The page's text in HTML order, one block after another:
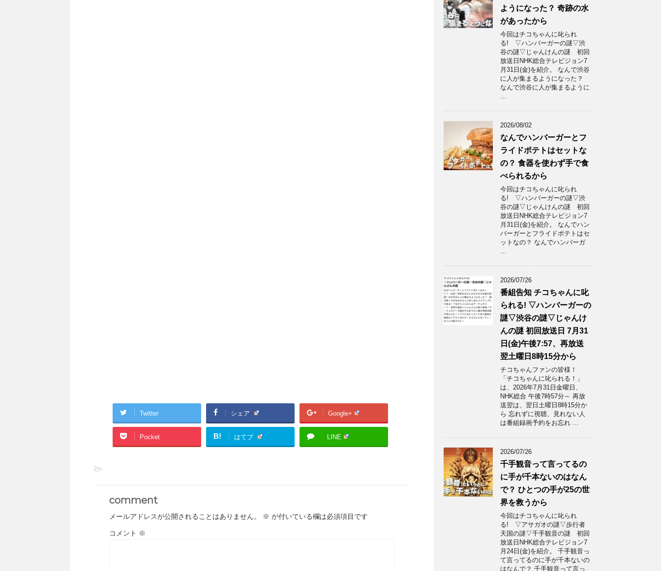
Twitter シェア Google+
Pocket B! はてブ LINE
-
comment
メールアドレスが公開されることはありません。 ※ が付いている欄は必須項目です
コメント ※
ようになった？ 奇跡の水
があったから
今回はチコちゃんに叱られ
る! ▽ハンバーガーの謎▽渋
谷の謎▽じゃんけんの謎 初回
放送日NHK総合テレビジョン7
月31日(金)を紹介。 なんで渋谷
に人が集まるようになった？
なんで渋谷に人が集まるように
…
2026/08/02
なんでハンバーガーとフ
ライドポテトはセットな
の？ 食器を使わず手で食
べられるから
今回はチコちゃんに叱られ
る! ▽ハンバーガーの謎▽渋
谷の謎▽じゃんけんの謎 初回
放送日NHK総合テレビジョン7
月31日(金)を紹介。 なんでハン
バーガーとフライドポテトはセ
ットなの？ なんでハンバーガ
…
2026/07/26
番組告知 チコちゃんに叱
られる! ▽ハンバーガーの
謎▽渋谷の謎▽じゃんけ
んの謎 初回放送日 7月31
日(金)午後7:57、再放送
翌土曜日8時15分から
チコちゃんファンの皆様！
「チコちゃんに叱られる！」​
は、2026年7月31日金曜日、
NHK総合 午後7時57分～ 再放
送翌は、翌日土曜日8時15分か
ら 忘れずに視聴、見れない人
は番組録画予約をお忘れ …
2026/07/26
千手観音って言ってるの
に手が千本ないのはなん
で？ ひとつの手が25の世
界を救うから
今回はチコちゃんに叱られ
る! ▽アサガオの謎▽歩行者
天国の謎▽千手観音の謎 初回
放送日NHK総合テレビジョン7
月24日(金)を紹介。 千手観音っ
て言ってるのに手が千本ないの
はなんで？ 千手観音って言っ